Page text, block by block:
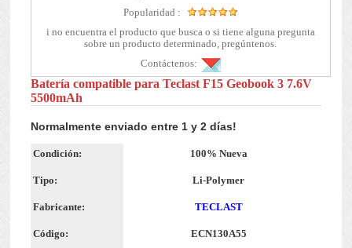
Popularidad :
i no encuentra el producto que busca o si tiene alguna pregunta
sobre un producto determinado, pregúntenos.
Contáctenos:
Batería compatible para Teclast F15 Geobook 3 7.6V
5500mAh
Normalmente enviado entre 1 y 2 días!
Condición: 100% Nueva
Tipo: Li-Polymer
Fabricante: TECLAST
Código: ECN130A55